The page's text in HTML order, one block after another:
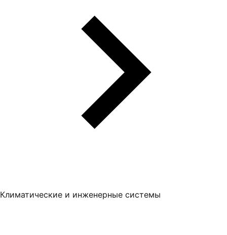
Климатические и инженерные системы